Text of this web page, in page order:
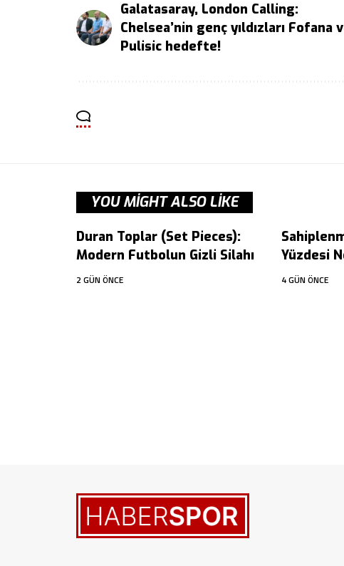
Galatasaray, London Calling:
Chelsea’nin genç yıldızları Fofana
Pulisic hedefte!
YOU MIGHT ALSO LIKE
Duran Toplar (Set Pieces):
Modern Futbolun Gizli Silahı
2 GÜN ÖNCE
Yüzdesi
4 GÜN ÖNCE